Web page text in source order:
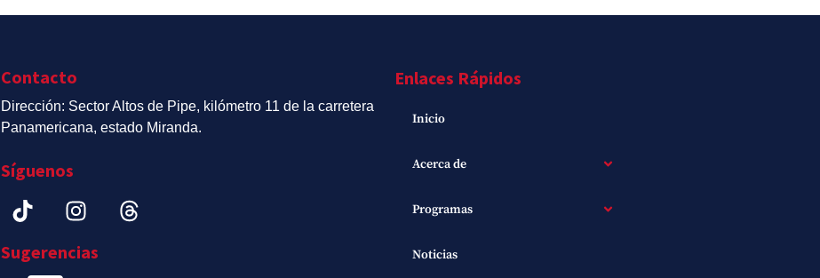
Contacto
Dirección: Sector Altos de Pipe, kilómetro 11 de la carretera
Panamericana, estado Miranda.
Síguenos
Sugerencias
Enlaces Rápidos
Inicio
Acerca de
Programas
Noticias